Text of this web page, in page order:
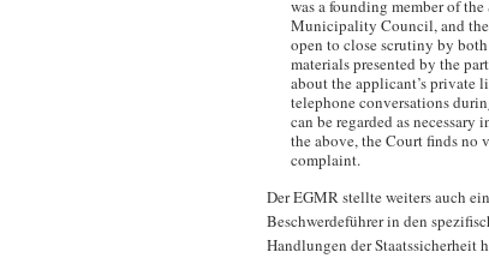
was a founding member of
Municipality Council, and the
open to close scrutiny by
materials presented by the
about the applicant’s private
telephone conversations
can be regarded as
the above, the Court finds no
complaint.
Der EGMR stellte weiters auch
Beschwerdeführer in den
Handlungen der Staatssicherheit